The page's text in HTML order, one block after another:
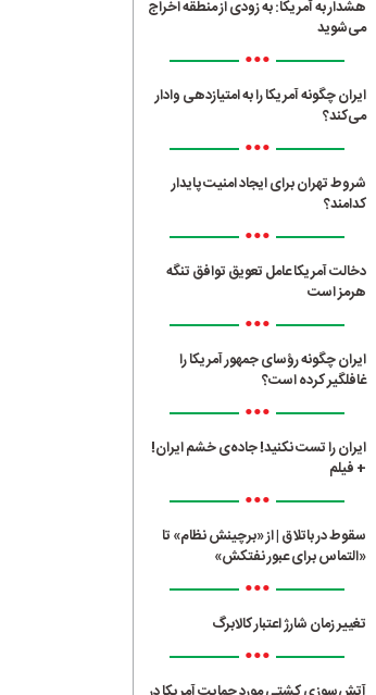
هشدار به آمریکا: به زودی از منطقه اخراج
می‌شوید
•••
ایران چگونه آمریکا را به امتیازدهی وادار
می‌کند؟
•••
شروط تهران برای ایجاد امنیت پایدار
کدامند؟
•••
دخالت آمریکا عامل تعویق توافق تنگه
هرمز است
•••
ایران چگونه رؤسای جمهور آمریکا را
غافلگیر کرده است؟
•••
ایران را تست نکنید! جاده‌ی خشم ایران!
+ فیلم
•••
سقوط در باتلاق | از «برچینش نظام» تا
«التماس برای عبور نفتکش»
•••
تغییر زمان شارژ اعتبار کالابرگ
•••